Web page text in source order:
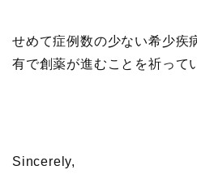
せめて症例数の少ない希少疾
有で創薬が進むことを祈って
Sincerely,